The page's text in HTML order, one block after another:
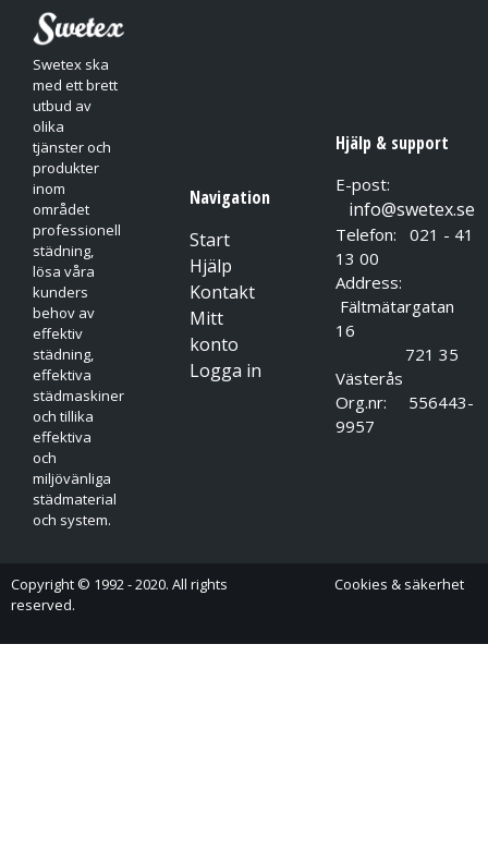
fogmasserester vid slutstädning av byggnader.
Rekommenderas inte för marmor eller kalksten.
Swetex ska
med ett brett
utbud av
olika
tjänster och
produkter
inom
området
professionell
städning,
lösa våra
kunders
behov av
effektiv
städning,
effektiva
städmaskiner
och tillika
effektiva
och
miljövänliga
städmaterial
och system.
Navigation
Start
Hjälp
Kontakt
Mitt
konto
Logga in
Hjälp & support
E-post:
info@swetex.se
Telefon: 021 - 41
13 00
Address:
Fältmätargatan
16
721 35
Västerås
Org.nr: 556443-
9957
Copyright © 1992 - 2020. All rights
reserved.
Cookies & säkerhet